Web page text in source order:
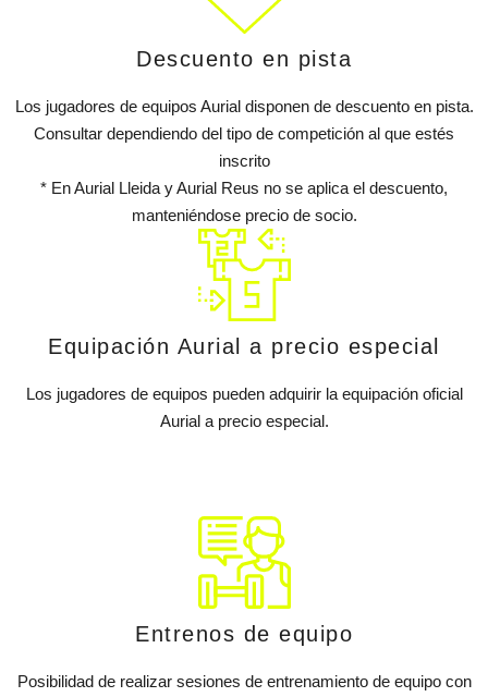
Descuento en pista
Los jugadores de equipos Aurial disponen de descuento en pista.
Consultar dependiendo del tipo de competición al que estés
inscrito
* En Aurial Lleida y Aurial Reus no se aplica el descuento,
manteniéndose precio de socio.
Equipación Aurial a precio especial
Los jugadores de equipos pueden adquirir la equipación oficial
Aurial a precio especial.
Entrenos de equipo
Posibilidad de realizar sesiones de entrenamiento de equipo con